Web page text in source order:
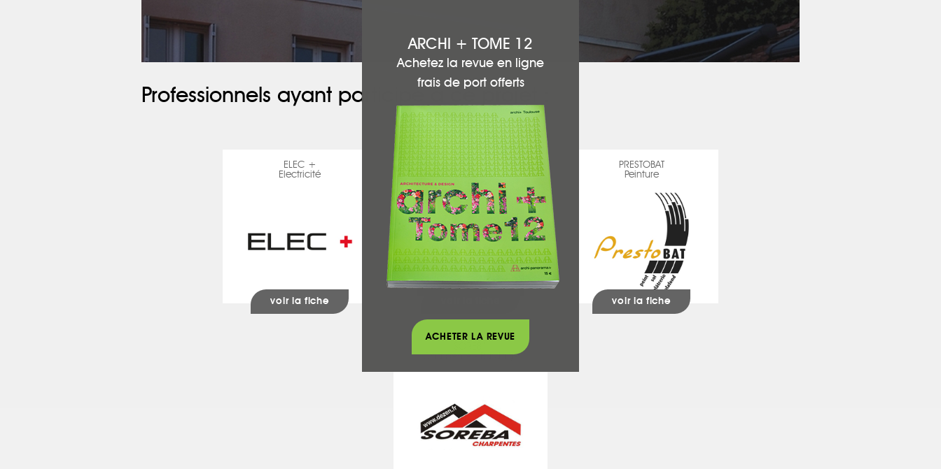
Professionnels ayant participé à ce projet :
ELEC +
Electricité
voir la fiche
MAISON GOMEZ
Béton ciré - Chaux
PRESTOBAT
Peinture
voir la fiche
Charpente - Bardage
ARCHI + TOME 12
Achetez la revue en ligne
frais de port offerts
ACHETER LA REVUE